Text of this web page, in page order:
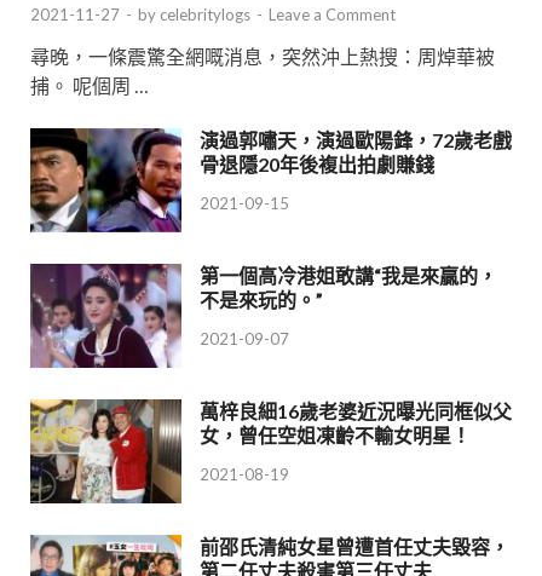
2021-11-27 - by celebritylogs - Leave a Comment
尋晚，一條震驚全網嘅消息，突然沖上熱搜：周焯華被
捕。 呢個周 …
演過郭嘯天，演過歐陽鋒，72歲老戲
骨退隱20年後複出拍劇賺錢
2021-09-15
第一個高冷港姐敢講“我是來贏的，
不是來玩的。”
2021-09-07
萬梓良細16歲老婆近況曝光同框似父
女，曾任空姐凍齡不輸女明星！
2021-08-19
前邵氏清純女星曾遭首任丈夫毀容，
第二任丈夫殺害第三任丈夫